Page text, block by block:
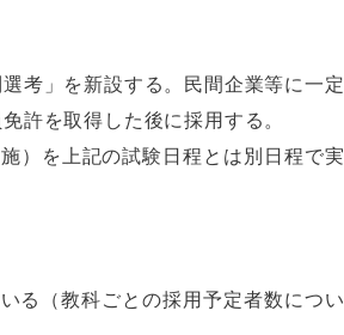
考」を新設する。民間企業等に一定
許を取得した後に採用する。
）を上記の試験日程とは別日程で実
る（教科ごとの採用予定者数につい